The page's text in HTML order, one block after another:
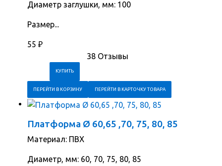
Диаметр заглушки, мм: 100
Размер...
55 ₽
38 Отзывы
ПЕРЕЙТИ В КОРЗИНУ ПЕРЕЙТИ В КАРТОЧКУ ТОВАРА
Платформа Ø 60,65 ,70, 75, 80, 85
Материал: ПВХ
Диаметр, мм: 60, 70, 75, 80, 85